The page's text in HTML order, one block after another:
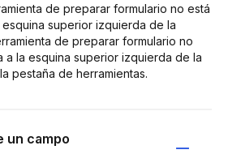
de preparar formulario no está
superior izquierda de la
de preparar formulario no
a la esquina superior izquierda de la
pestaña de herramientas.
un campo